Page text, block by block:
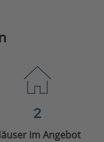
2
im Angebot